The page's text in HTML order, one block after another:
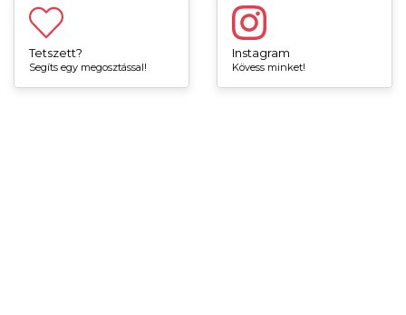
Tetszett?
Segíts egy megosztással!
Instagram
Kövess minket!